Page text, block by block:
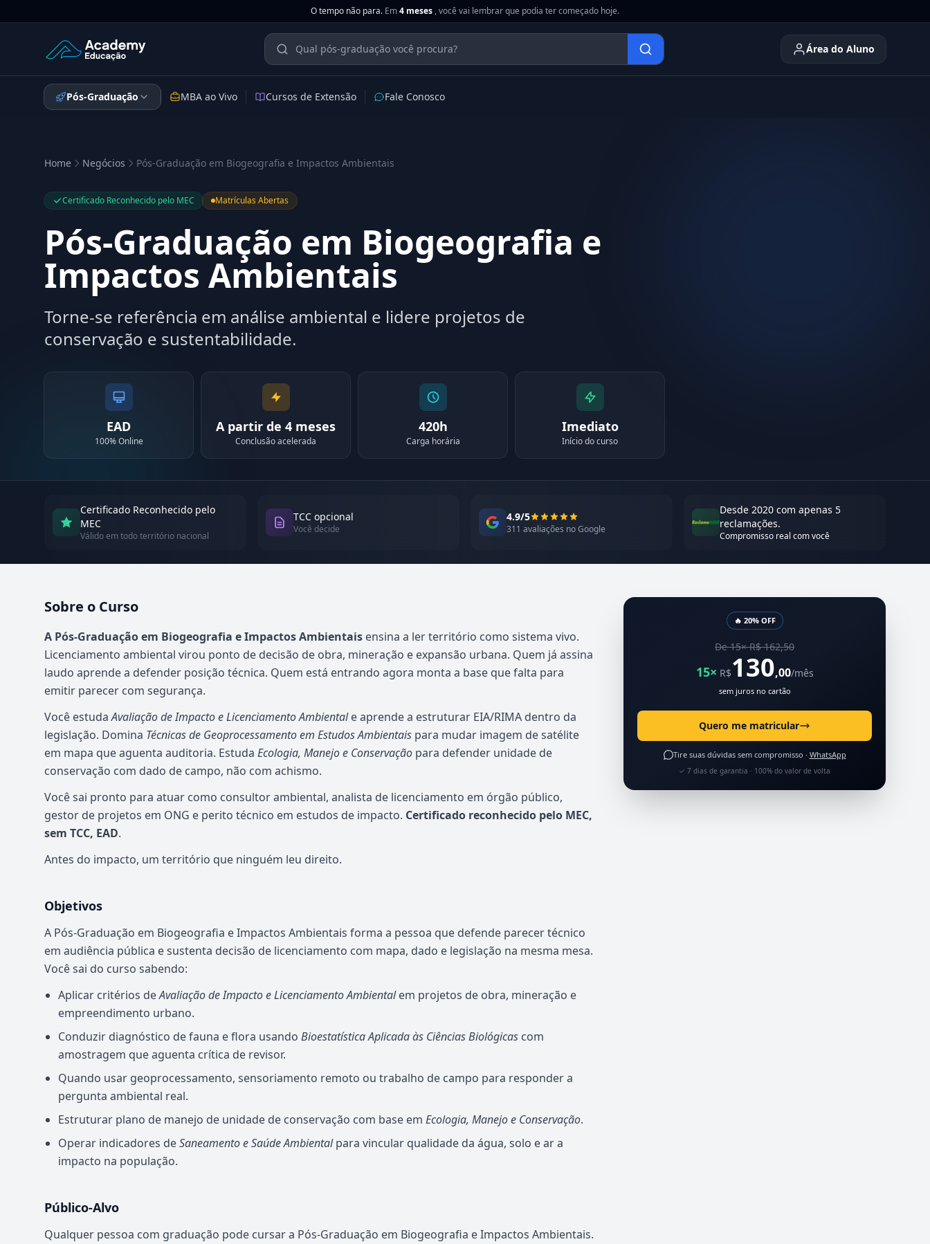
O tempo não para. Em4 meses , você vai lembrar que podia ter começado hoje.
Academy Educação — Página Inicial Área do Aluno
Pós-Graduação MBA ao Vivo Cursos de Extensão Fale Conosco
Home Negócios Pós-Graduação em Biogeografia e Impactos Ambientais
Certificado Reconhecido pelo MEC Matrículas Abertas
Pós-Graduação em Biogeografia e
Impactos Ambientais
Torne-se referência em análise ambiental e lidere projetos de
conservação e sustentabilidade.
EAD
100% Online
A partir de 4 meses
Conclusão acelerada
420h
Carga horária
Imediato
Início do curso
Certificado Reconhecido pelo
MEC
Válido em todo território nacional
TCC opcional
Você decide
4.9/5
311 avaliações no Google
Desde 2020 com apenas 5
reclamações.
Compromisso real com você
Sobre o Curso
Atualizado em abril de 2026
A Pós-Graduação em Biogeografia e Impactos Ambientais ensina a ler território como sistema vivo.
Licenciamento ambiental virou ponto de decisão de obra, mineração e expansão urbana. Quem já assina
laudo aprende a defender posição técnica. Quem está entrando agora monta a base que falta para
emitir parecer com segurança.
Você estudaAvaliação de Impacto e Licenciamento Ambientale aprende a estruturar EIA/RIMA dentro da
legislação. Domina Técnicas de Geoprocessamento em Estudos Ambientais para mudar imagem de satélite
em mapa que aguenta auditoria. Estuda Ecologia, Manejo e Conservação para defender unidade de
conservação com dado de campo, não com achismo.
Você sai pronto para atuar como consultor ambiental, analista de licenciamento em órgão público,
gestor de projetos em ONG e perito técnico em estudos de impacto. Certificado reconhecido pelo MEC,
sem TCC, EAD.
Antes do impacto, um território que ninguém leu direito.
Objetivos
A Pós-Graduação em Biogeografia e Impactos Ambientais forma a pessoa que defende parecer técnico
em audiência pública e sustenta decisão de licenciamento com mapa, dado e legislação na mesma mesa.
Você sai do curso sabendo:
Aplicar critérios deAvaliação de Impacto e Licenciamento Ambientalem projetos de obra, mineração e
empreendimento urbano.
Conduzir diagnóstico de fauna e flora usando Bioestatística Aplicada às Ciências Biológicas com
amostragem que aguenta crítica de revisor.
Quando usar geoprocessamento, sensoriamento remoto ou trabalho de campo para responder a
pergunta ambiental real.
Estruturar plano de manejo de unidade de conservação com base em Ecologia, Manejo e Conservação.
Operar indicadores deSaneamento e Saúde Ambientalpara vincular qualidade da água, solo e ar a
impacto na população.
Público-Alvo
Qualquer pessoa com graduação pode cursar a Pós-Graduação em Biogeografia e Impactos Ambientais.
🔥 20% OFF
De 15× R$ 162,50
15× R$130,00/mês
sem juros no cartão
Quero me matricular
Tire suas dúvidas sem compromisso · WhatsApp
✓ 7 dias de garantia · 100% do valor de volta